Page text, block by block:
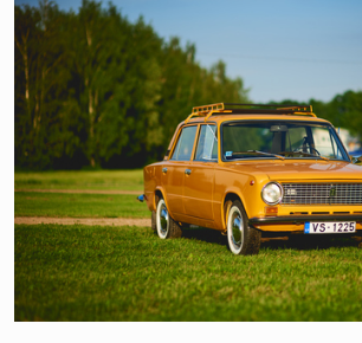
ИНТЕРНЕТ-МАГАЗИН
LV EN RU